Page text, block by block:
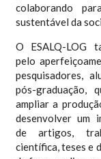
colaborando
sustentável da
O ESALQ-LOG
pelo
pesquisadores,
pós-graduação,
ampliar a
desenvolver um
de artigos,
científica, teses e